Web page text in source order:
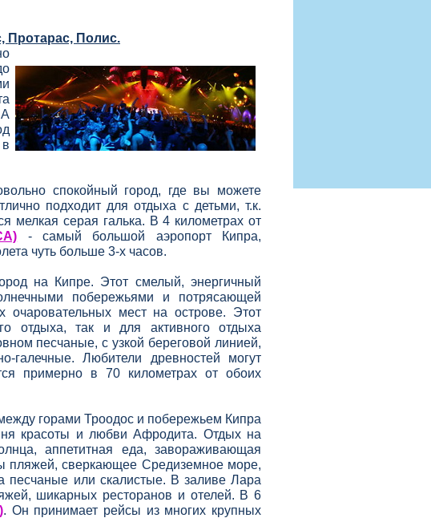
Протарас, Полис.
спокойный город, где вы можете
подходит для отдыха с детьми, т.к.
мелкая серая галька. В 4 километрах от
-самый большой аэропорт Кипра,
чуть больше 3-х часов.
на Кипре. Этот смелый, энергичный
побережьями и потрясающей
очаровательных мест на острове. Этот
отдыха, так и для активного отдыха
песчаные, с узкой береговой линией,
галечные. Любители древностей могут
примерно в 70 километрах от обоих
горами Троодос и побережьем Кипра
красоты и любви Афродита. Отдых на
аппетитная еда, завораживающая
пляжей, сверкающее Средиземное море,
песчаные или скалистые. В заливе Лара
шикарных ресторанов и отелей. В 6
. Он принимает рейсы из многих крупных